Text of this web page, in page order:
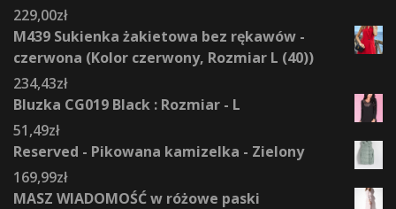
229,00zł
M439 Sukienka żakietowa bez rękawów -
czerwona (Kolor czerwony, Rozmiar L (40))
234,43zł
Bluzka CG019 Black : Rozmiar - L
51,49zł
Reserved - Pikowana kamizelka - Zielony
169,99zł
MASZ WIADOMOŚĆ w różowe paski